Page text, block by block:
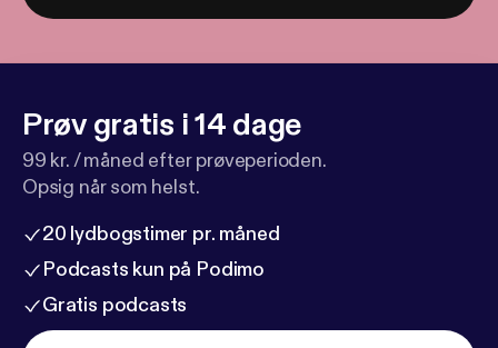
Prøv gratis i 14 dage
99 kr. / måned efter prøveperioden.
Opsig når som helst.
20 lydbogstimer pr. måned
Podcasts kun på Podimo
Gratis podcasts